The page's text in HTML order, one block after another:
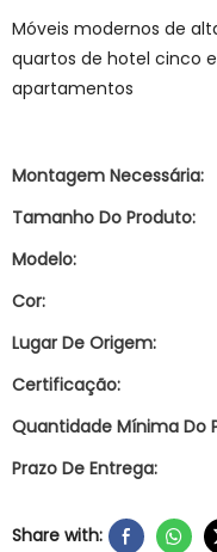
Móveis modernos de
quartos de hotel cinco
apartamentos
Montagem Necessária:
Tamanho Do Produto:
Modelo:
Cor:
Lugar De Origem:
Certificação:
Quantidade Mínima Do
Prazo De Entrega:
Share with: